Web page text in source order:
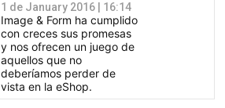
1 de January 2016 | 16:14
Image & Form ha cumplido
con creces sus promesas
y nos ofrecen un juego de
aquellos que no
deberíamos perder de
vista en la eShop.